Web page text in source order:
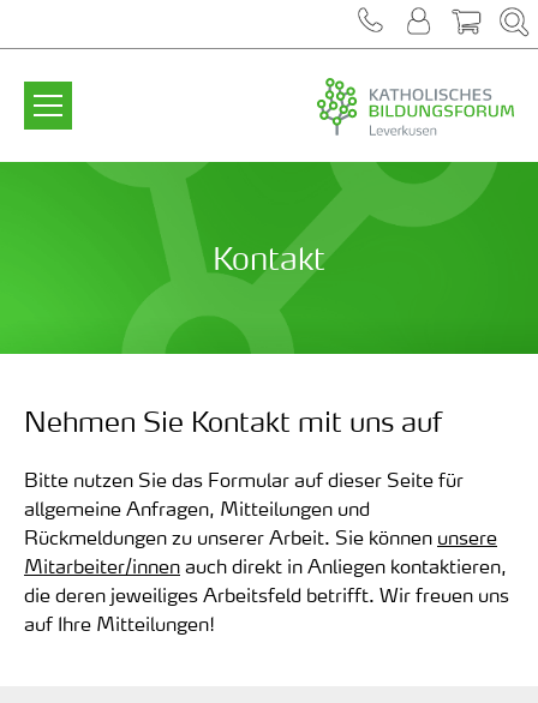
Kontakt
Nehmen Sie Kontakt mit uns auf
Bitte nutzen Sie das Formular auf dieser Seite für
allgemeine Anfragen, Mitteilungen und
Rückmeldungen zu unserer Arbeit. Sie können unsere
Mitarbeiter/innenauch direkt in Anliegen kontaktieren,
die deren jeweiliges Arbeitsfeld betrifft. Wir freuen uns
auf Ihre Mitteilungen!